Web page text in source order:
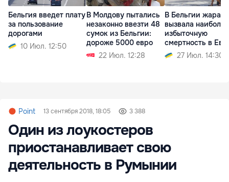
Бельгия введет плату
за пользование
дорогами
10 Июл. 12:50
В Молдову пытались
незаконно ввезти 48
сумок из Бельгии:
дороже 5000 евро
22 Июл. 12:28
В Бельгии жара
вызвала
избыточную
смертность в
27 Июл. 14:30
Point 13 сентября 2018, 18:05 3 388
Один из лоукостеров
приостанавливает свою
деятельность в Румынии